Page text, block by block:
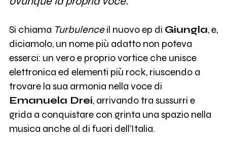
Si chiama Turbulenceil nuovo ep di Giungla, e,
diciamolo, un nome più adatto non poteva
esserci: un vero e proprio vortice che unisce
elettronica ed elementi più rock, riuscendo a
trovare la sua armonia nella voce di
Emanuela Drei, arrivando tra sussurri e
grida a conquistare con grinta una spazio nella
musica anche al di fuori dell’Italia.